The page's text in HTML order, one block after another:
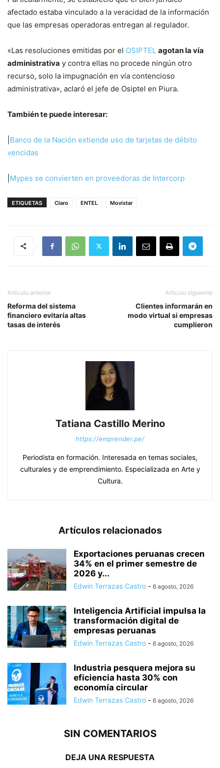
afectado estaba vinculado a la veracidad de la información
que las empresas operadoras entregan al regulador.
«Las resoluciones emitidas por el OSIPTEL agotan la vía
administrativa y contra ellas no procede ningún otro
recurso, solo la impugnación en vía contencioso
administrativa», aclaró el jefe de Osiptel en Piura.
También te puede interesar:
Banco de la Nación extiende uso de tarjetas de débito
vencidas
Mypes se convierten en proveedoras de Intercorp
ETIQUETAS Claro ENTEL Movistar
Artículo anterior
Reforma del sistema
financiero evitaría altas
tasas de interés
Artículo siguiente
Clientes informarán en
modo virtual si empresas
cumplieron
Tatiana Castillo Merino
https://emprender.pe/
Periodista en formación. Interesada en temas sociales,
culturales y de emprendimiento. Especializada en Arte y
Cultura.
Artículos relacionados
Exportaciones peruanas crecen
34% en el primer semestre de
2026 y...
Edwin Terrazas Castro - 6 agosto, 2026
Inteligencia Artificial impulsa la
transformación digital de
empresas peruanas
Edwin Terrazas Castro - 6 agosto, 2026
Industria pesquera mejora su
eficiencia hasta 30% con
economía circular
Edwin Terrazas Castro - 6 agosto, 2026
SIN COMENTARIOS
DEJA UNA RESPUESTA